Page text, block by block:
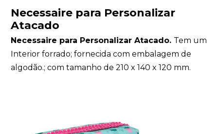
Necessaire para Personalizar
Atacado
Necessaire para Personalizar Atacado. Tem um
Interior forrado; fornecida com embalagem de
algodão.; com tamanho de 210 x 140 x 120 mm.